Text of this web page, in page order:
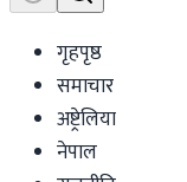
गृहपृष्ठ
समाचार
अष्ट्रेलिया
नेपाल